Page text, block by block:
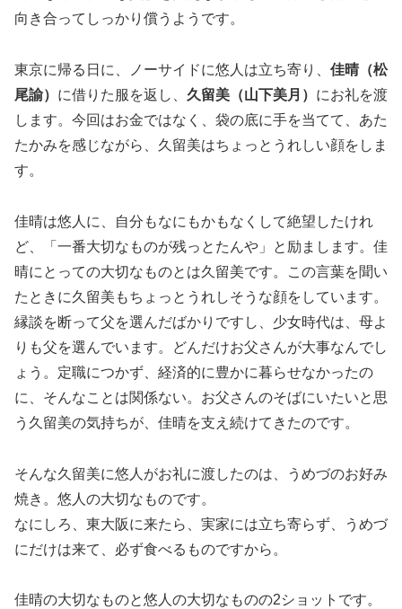
向き合ってしっかり償うようです。
東京に帰る日に、ノーサイドに悠人は立ち寄り、 佳晴（松
尾諭） に借りた服を返し、 久留美（山下美月） にお礼を渡
します。今回はお金ではなく、袋の底に手を当てて、あた
たかみを感じながら、久留美はちょっとうれしい顔をしま
す。
佳晴は悠人に、自分もなにもかもなくして絶望したけれ
ど、「一番大切なものが残っとたんや」と励まします。佳
晴にとっての大切なものとは久留美です。この言葉を聞い
たときに久留美もちょっとうれしそうな顔をしています。
縁談を断って父を選んだばかりですし、少女時代は、母よ
りも父を選んでいます。どんだけお父さんが大事なんでし
ょう。定職につかず、経済的に豊かに暮らせなかったの
に、そんなことは関係ない。お父さんのそばにいたいと思
う久留美の気持ちが、佳晴を支え続けてきたのです。
そんな久留美に悠人がお礼に渡したのは、うめづのお好み
焼き。悠人の大切なものです。
なにしろ、東大阪に来たら、実家には立ち寄らず、うめづ
にだけは来て、必ず食べるものですから。
佳晴の大切なものと悠人の大切なものの2ショットです。